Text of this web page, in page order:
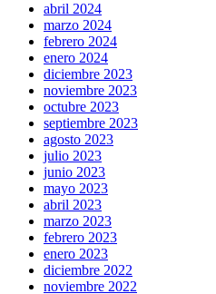
abril 2024
marzo 2024
febrero 2024
enero 2024
diciembre 2023
noviembre 2023
octubre 2023
septiembre 2023
agosto 2023
julio 2023
junio 2023
mayo 2023
abril 2023
marzo 2023
febrero 2023
enero 2023
diciembre 2022
noviembre 2022